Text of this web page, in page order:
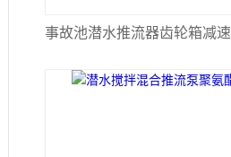
事故池潜水推流器齿轮箱减速